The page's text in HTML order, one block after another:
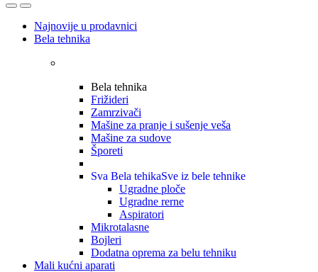
OpenClose
Najnovije u prodavnici
Bela tehnika
Bela tehnika
Frižideri
Zamrzivači
Mašine za pranje i sušenje veša
Mašine za sudove
Šporeti
Sva Bela tehikaSve iz bele tehnike
Ugradne ploče
Ugradne rerne
Aspiratori
Mikrotalasne
Bojleri
Dodatna oprema za belu tehniku
Mali kućni aparati